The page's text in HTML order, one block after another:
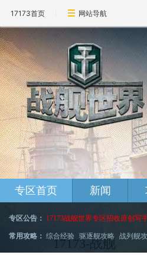
17173首页 网站导航
17173-战舰
专区首页 新闻
专区公告： 17173战舰世界专区招收原创写
常用攻略： 综合经验 驱逐舰攻略 战列舰